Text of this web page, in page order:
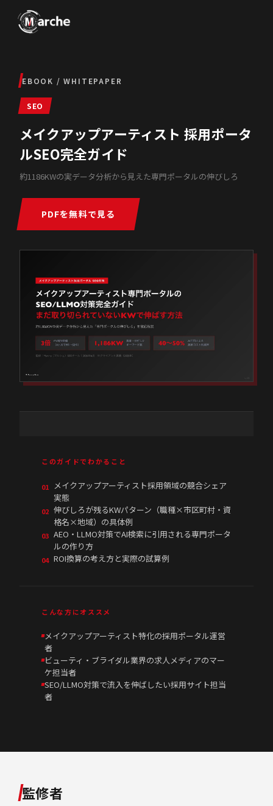
EBOOK / WHITEPAPER
SEO
メイクアップアーティスト 採用ポータ
ルSEO完全ガイド
約1186KWの実データ分析から見えた専門ポータルの伸びしろ
PDFを無料で見る
このガイドでわかること
01 メイクアップアーティスト採用領域の競合シェア
実態
02 伸びしろが残るKWパターン（職種×市区町村・資
格名×地域）の具体例
03 AEO・LLMO対策でAI検索に引用される専門ポータ
ルの作り方
04 ROI換算の考え方と実際の試算例
こんな方にオススメ
メイクアップアーティスト特化の採用ポータル運営
者
ビューティ・ブライダル業界の求人メディアのマー
ケ担当者
SEO/LLMO対策で流入を伸ばしたい採用サイト担当
者
監修者